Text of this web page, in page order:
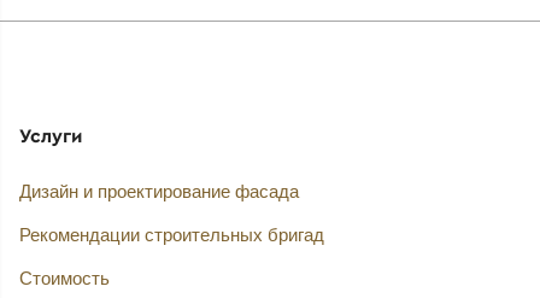
Услуги
Дизайн и проектирование фасада
Рекомендации строительных бригад
Стоимость